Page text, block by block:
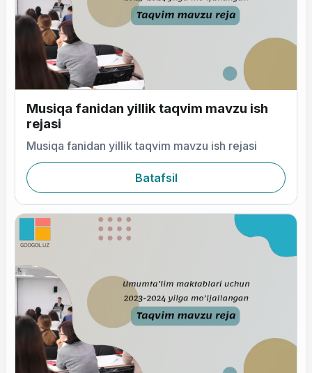
Musiqa fanidan yillik taqvim mavzu ish
rejasi
Musiqa fanidan yillik taqvim mavzu ish rejasi
Batafsil